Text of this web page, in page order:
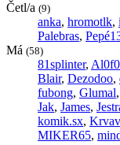
Četl/a (9)
anka, hromotlk,
Palebras,
Má (58)
81splinter,
Blair, Dezodoo,
fubong, Glumal,
Jak, James,
komik.sx,
MIKER65,